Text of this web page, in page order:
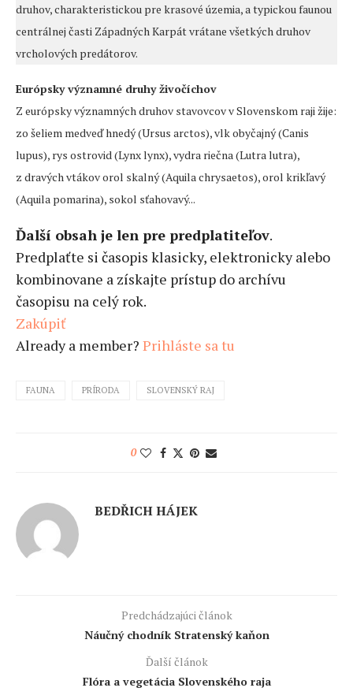
druhov, charakteristickou pre krasové územia, a typickou faunou
centrálnej časti Západných Karpát vrátane všetkých druhov
vrcholových predátorov.
Európsky významné druhy živočíchov
Z európsky významných druhov stavovcov v Slovenskom raji žije:
zo šeliem medveď hnedý (Ursus arctos), vlk obyčajný (Canis
lupus), rys ostrovid (Lynx lynx), vydra riečna (Lutra lutra),
z dravých vtákov orol skalný (Aquila chrysaetos), orol krikľavý
(Aquila pomarina), sokol sťahovavý...
Ďalší obsah je len pre predplatiteľov.
Predplaťte si časopis klasicky, elektronicky alebo
kombinovane a získajte prístup do archívu
časopisu na celý rok.
Zakúpiť
Already a member? Prihláste sa tu
FAUNA PRÍRODA SLOVENSKÝ RAJ
0
BEDŘICH HÁJEK
Predchádzajúci článok
Náučný chodník Stratenský kaňon
Ďalší článok
Flóra a vegetácia Slovenského raja